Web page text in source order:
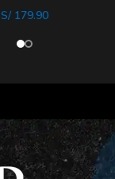
S/179.90